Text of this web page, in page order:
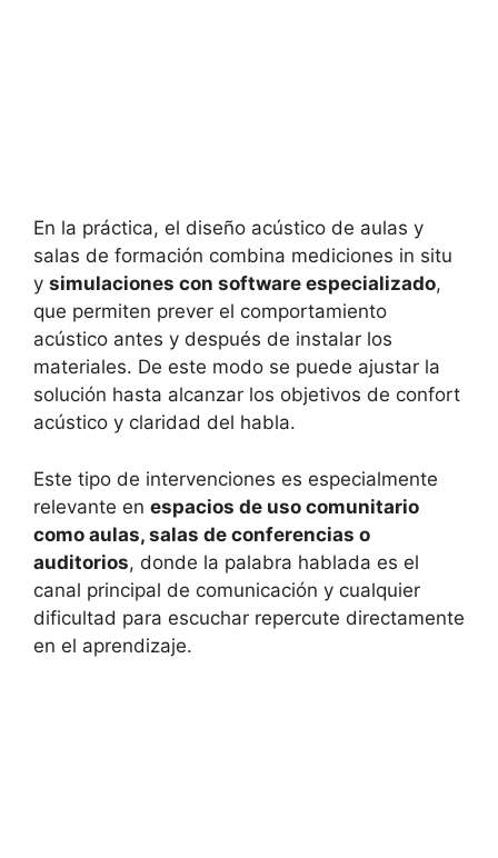
En la práctica, el diseño acústico de aulas y
salas de formación combina mediciones in situ
y simulaciones con software especializado,
que permiten prever el comportamiento
acústico antes y después de instalar los
materiales. De este modo se puede ajustar la
solución hasta alcanzar los objetivos de confort
acústico y claridad del habla.
Este tipo de intervenciones es especialmente
relevante en espacios de uso comunitario
como aulas, salas de conferencias o
auditorios, donde la palabra hablada es el
canal principal de comunicación y cualquier
dificultad para escuchar repercute directamente
en el aprendizaje.